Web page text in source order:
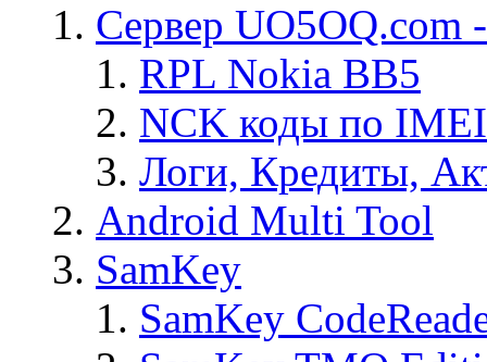
Сервер
RPL Nokia BB5
NCK коды по IMEI
Логи, Кредиты,
Android Multi Tool
SamKey
SamKey